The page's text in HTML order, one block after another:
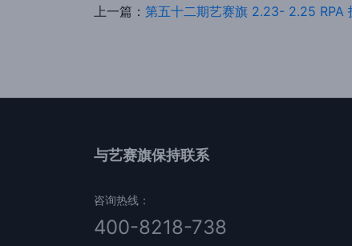
上一篇： 第五十二期艺赛旗 2.23- 2.25 RPA
与艺赛旗保持联系
咨询热线：
400-8218-738